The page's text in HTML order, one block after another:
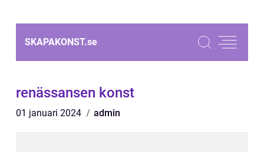
SKAPAKONST.se
renässansen konst
01 januari 2024 admin